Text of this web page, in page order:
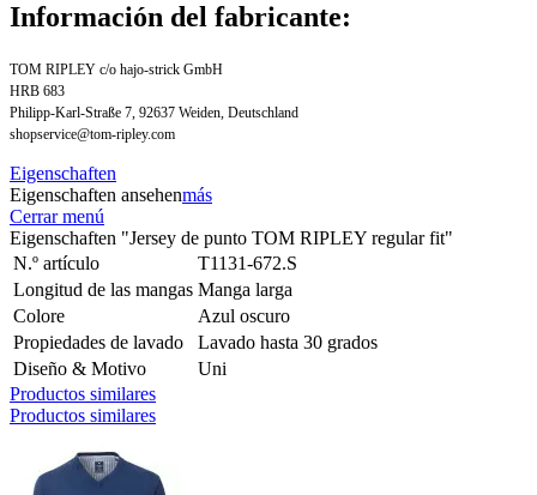
Información del fabricante:
TOM RIPLEY c/o hajo-strick GmbH
HRB 683
Philipp-Karl-Straße 7, 92637 Weiden, Deutschland
shopservice@tom-ripley.com
Eigenschaften
Eigenschaften ansehenmás
Cerrar menú
Eigenschaften "Jersey de punto TOM RIPLEY regular fit"
N.º artículo
T1131-672.S
Longitud de las mangas Manga larga
Colore
Azul oscuro
Propiedades de lavado
Lavado hasta 30 grados
Diseño & Motivo
Uni
Productos similares
Productos similares